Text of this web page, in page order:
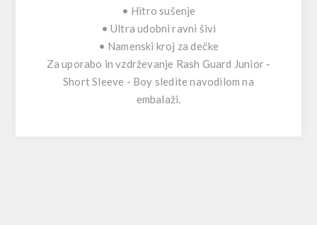
• Hitro sušenje
• Ultra udobni ravni šivi
• Namenski kroj za dečke
Za uporabo in vzdrževanje Rash Guard Junior -
Short Sleeve - Boy sledite navodilom na
embalaži.